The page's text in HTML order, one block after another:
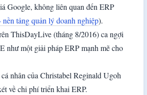
Google, không liên quan đến ERP
nền tảng quản lý doanh nghiệp).
ThisDayLive (tháng 8/2016) ca ngợi
như một giải pháp ERP mạnh mẽ cho
nhân của Christabel Reginald Ugoh
về chi phí triển khai ERP.